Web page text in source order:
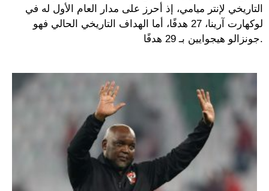
التاريخي لإنتر ميامي، إذ أحرز على مدار العام الأول له في
لوكهارت آرينا، 27 هدفًا، أما الهداف التاريخي الحالي فهو
جونزالو هيجوايين بـ 29 هدفًا.